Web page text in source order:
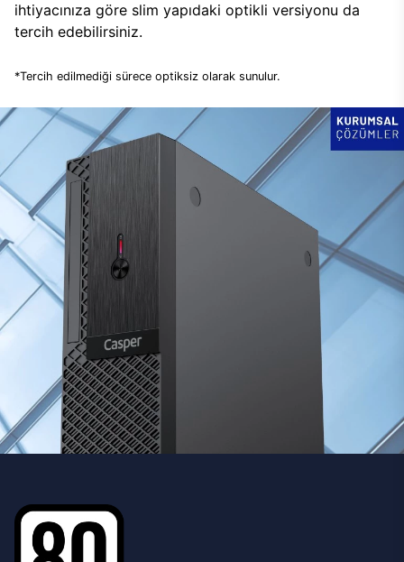
ihtiyacınıza göre slim yapıdaki optikli versiyonu da
tercih edebilirsiniz.
*Tercih edilmediği sürece optiksiz olarak sunulur.